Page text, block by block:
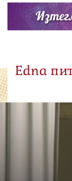
Edna